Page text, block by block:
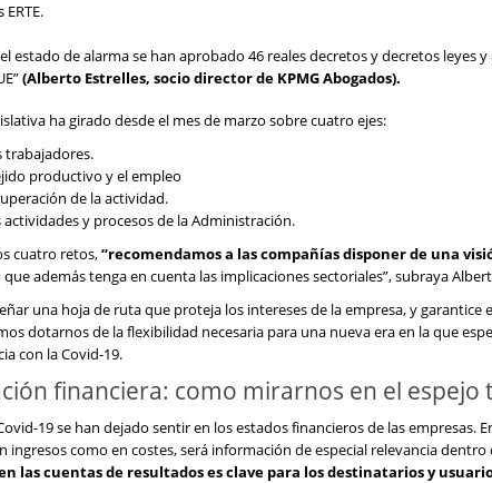
estado de alarma se han aprobado 46 reales decretos y decretos leyes
(Alberto Estrelles, socio director de KPMG Abogados).
ha girado desde el mes de marzo sobre cuatro ejes:
trabajadores.
productivo y el empleo
de la actividad.
actividades y procesos de la Administración.
cuatro retos,“recomendamos a las compañías disponer de una
además tenga en cuenta las implicaciones sectoriales”, subraya
una hoja de ruta que proteja los intereses de la empresa, y
dotarnos de la flexibilidad necesaria para una nueva era en la que
con la Covid-19.
financiera: como mirarnos en el espejo
19 se han dejado sentir en los estados financieros de las empresas.
ingresos como en costes, será información de especial relevancia dentro
las cuentas de resultados es clave para los destinatarios y